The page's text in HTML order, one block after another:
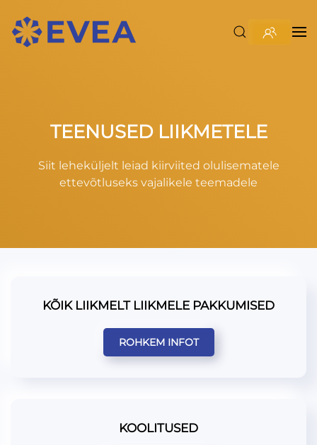
TEENUSED LIIKMETELE
Siit leheküljelt leiad kiirviited olulisematele
ettevõtluseks vajalikele teemadele
KÕIK LIIKMELT LIIKMELE PAKKUMISED
ROHKEM INFOT
KOOLITUSED